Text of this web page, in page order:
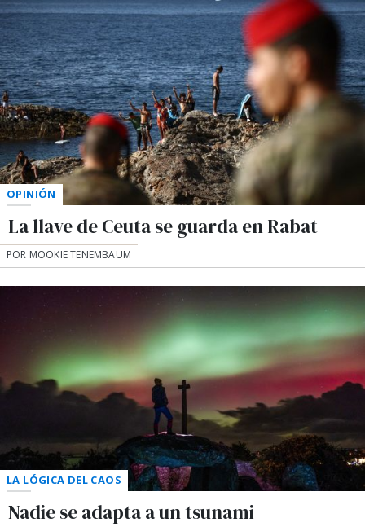
OPINIÓN
La llave de Ceuta se guarda en Rabat
POR MOOKIE TENEMBAUM
LA LÓGICA DEL CAOS
Nadie se adapta a un tsunami